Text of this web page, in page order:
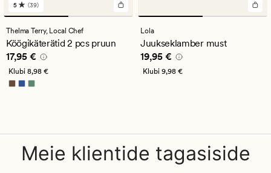
39
arvustust
keskmise
hinnanguga
5
5 (39)
Thelma Terry, Local Chef
Köögikäterätid 2 pcs pruun
Pris_ee 17,95 €
17,95 €
Klubi 8,98 €
Lola
Juukseklamber must
Pris_ee 19,95 €
19,95 €
Klubi 9,98 €
Meie klientide tagasiside